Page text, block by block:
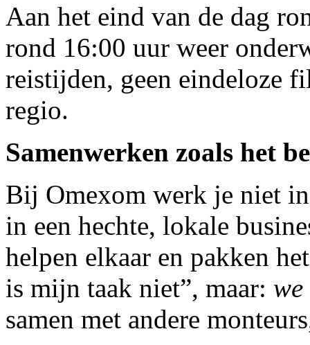
Aan het eind van de dag
rond 16:00 uur weer
reistijden, geen eindeloze
regio.
Samenwerken zoals het
Bij Omexom werk je niet
in een hechte, lokale
helpen elkaar en pakken
is mijn taak niet”, maar:
samen met andere